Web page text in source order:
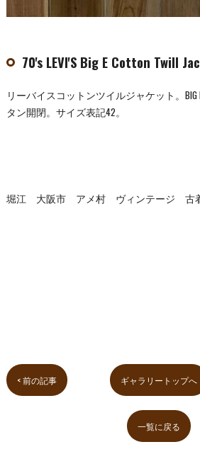
70's LEVI'S Big E Cotton Twill
リーバイスコットンツイルジャケット。
タン開閉。サイズ表記42。
堀江 大阪市 アメ村 ヴィンテージ 古
< 前の記事 ギャラリートップへ
一覧に戻る